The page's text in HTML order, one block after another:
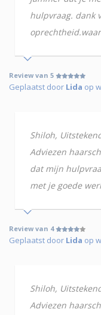
hulpvraag. dank
Review van 5
Geplaatst door Lida op
Shiloh,
Adviezen
dat mijn
met je goede
Review van 4
Geplaatst door Lida op
Shiloh,
Adviezen